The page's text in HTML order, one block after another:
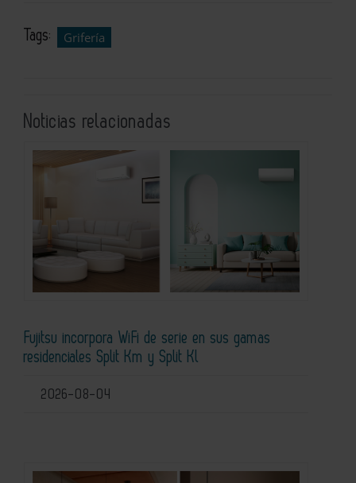
Tags: Grifería
Noticias relacionadas
Fujitsu incorpora WiFi de serie en sus gamas
residenciales Split Km y Split Kl
2026-08-04